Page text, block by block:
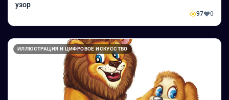
узор
97 0
ИЛЛЮСТРАЦИЯ И ЦИФРОВОЕ ИСКУССТВО